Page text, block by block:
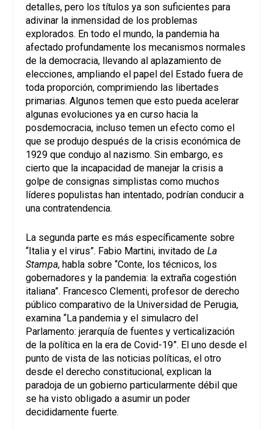
detalles, pero los títulos ya son suficientes para
adivinar la inmensidad de los problemas
explorados. En todo el mundo, la pandemia ha
afectado profundamente los mecanismos normales
de la democracia, llevando al aplazamiento de
elecciones, ampliando el papel del Estado fuera de
toda proporción, comprimiendo las libertades
primarias. Algunos temen que esto pueda acelerar
algunas evoluciones ya en curso hacia la
posdemocracia, incluso temen un efecto como el
que se produjo después de la crisis económica de
1929 que condujo al nazismo. Sin embargo, es
cierto que la incapacidad de manejar la crisis a
golpe de consignas simplistas como muchos
líderes populistas han intentado, podrían conducir a
una contratendencia.
La segunda parte es más específicamente sobre
“Italia y el virus”. Fabio Martini, invitado deLa
Stampa, habla sobre “Conte, los técnicos, los
gobernadores y la pandemia: la extraña cogestión
italiana”. Francesco Clementi, profesor de derecho
público comparativo de la Universidad de Perugia,
examina “La pandemia y el simulacro del
Parlamento: jerarquía de fuentes y verticalización
de la política en la era de Covid-19”. El uno desde el
punto de vista de las noticias políticas, el otro
desde el derecho constitucional, explican la
paradoja de un gobierno particularmente débil que
se ha visto obligado a asumir un poder
decididamente fuerte.